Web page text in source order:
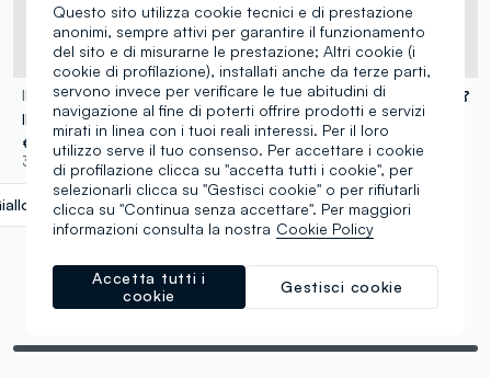
INVISIBOBBLE
IB MYCLAW SET Hothouse Florals 3 pezzi
€ 9,95
3 Colori
Rosa label.selectsize
INVISIBOBBLE
€ 13,95
3 Colori
Questo sito utilizza cookie tecnici e di prestazione
anonimi, sempre attivi per garantire il funzionamento
del sito e di misurarne le prestazione; Altri cookie (i
cookie di profilazione), installati anche da terze parti,
servono invece per verificare le tue abitudini di
navigazione al fine di poterti offrire prodotti e servizi
mirati in linea con i tuoi reali interessi. Per il loro
utilizzo serve il tuo consenso. Per accettare i cookie
di profilazione clicca su "accetta tutti i cookie", per
selezionarli clicca su "Gestisci cookie" o per rifiutarli
clicca su "Continua senza accettare". Per maggiori
informazioni consulta la nostra Cookie Policy
Gestisci cookie
Accetta tutti i
cookie